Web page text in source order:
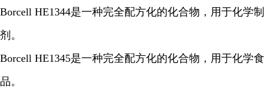
Borcell HE1344是一种完全配方化的化合物，用于化学制
剂。
Borcell HE1345是一种完全配方化的化合物，用于化学食
品。